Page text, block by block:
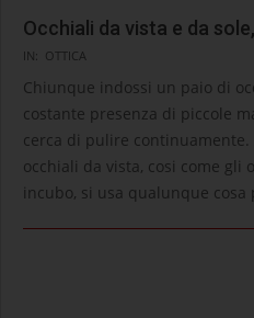
Occhiali da vista e da
2020-
09-
25
IN: OTTICA
Chiunque indossi un paio di
costante presenza di piccole
cerca di pulire
occhiali da vista, cosi come gli
incubo, si usa qualunque